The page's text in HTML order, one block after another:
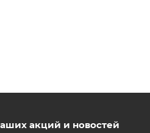
акций и новостей